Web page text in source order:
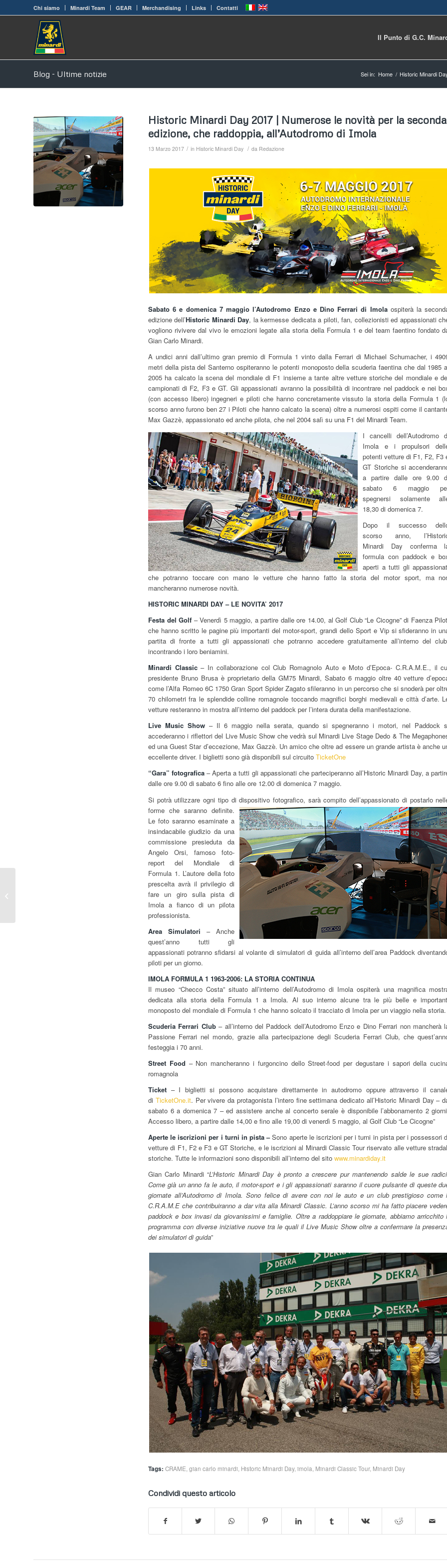
Chi siamo Minardi Team GEAR Merchandising Links Contatti
Il Punto di G.C.
Blog - Ultime notizie Sei in: Home / Historic Minardi
Historic Minardi Day 2017 | Numerose le novità per la seconda
edizione, che raddoppia, all’Autodromo di Imola
13 Marzo 2017 / in Historic Minardi Day / da Redazione
Sabato 6 e domenica 7 maggio l’Autodromo Enzo e Dino Ferrari di Imolaospiterà la
edizione dell’Historic Minardi Day, la kermesse dedicata a piloti, fan, collezionisti ed appassionati
vogliono rivivere dal vivo le emozioni legate alla storia della Formula 1 e del team faentino fondato
Gian Carlo Minardi.
A undici anni dall’ultimo gran premio di Formula 1 vinto dalla Ferrari di Michael Schumacher, i
metri della pista del Santerno ospiteranno le potenti monoposto della scuderia faentina che dal 1985
2005 ha calcato la scena del mondiale di F1 insieme a tante altre vetture storiche del mondiale e
campionati di F2, F3 e GT. Gli appassionati avranno la possibilità di incontrare nel paddock e nei
(con accesso libero) ingegneri e piloti che hanno concretamente vissuto la storia della Formula 1
scorso anno furono ben 27 i Piloti che hanno calcato la scena) oltre a numerosi ospiti come il
Max Gazzè, appassionato ed anche pilota, che nel 2004 salì su una F1 del Minardi Team.
I cancelli dell’Autodromo
Imola e i propulsori
potenti vetture di F1, F2, F3
GT Storiche si
a partire dalle ore 9.00
sabato 6 maggio
spegnersi solamente
18,30 di domenica 7.
Dopo il successo
scorso anno,
Minardi Day conferma
formula con paddock e
aperti a tutti gli
che potranno toccare con mano le vetture che hanno fatto la storia del motor sport, ma
mancheranno numerose novità.
HISTORIC MINARDI DAY – LE NOVITA’ 2017
Festa del Golf – Venerdì 5 maggio, a partire dalle ore 14.00, al Golf Club “Le Cicogne” di Faenza
che hanno scritto le pagine più importanti del motor-sport, grandi dello Sport e Vip si sfideranno in
partita di fronte a tutti gli appassionati che potranno accedere gratuitamente all’interno del
incontrando i loro beniamini.
Minardi Classic– In collaborazione col Club Romagnolo Auto e Moto d’Epoca- C.R.A.M.E., il
presidente Bruno Brusa è proprietario della GM75 Minardi, Sabato 6 maggio oltre 40 vetture
come l’Alfa Romeo 6C 1750 Gran Sport Spider Zagato sfileranno in un percorso che si snoderà per
70 chilometri fra le splendide colline romagnole toccando magnifici borghi medievali e città d’arte.
vetture resteranno in mostra all’interno del paddock per l’intera durata della manifestazione.
Live Music Show – Il 6 maggio nella serata, quando si spegneranno i motori, nel Paddock
accederanno i riflettori del Live Music Show che vedrà sul Minardi Live Stage Dedo & The
ed una Guest Star d’eccezione, Max Gazzè. Un amico che oltre ad essere un grande artista è anche
eccellente driver. I biglietti sono già disponibili sul circuito TicketOne
“Gara” fotografica – Aperta a tutti gli appassionati che parteciperanno all’Historic Minardi Day, a
dalle ore 9.00 di sabato 6 fino alle ore 12.00 di domenica 7 maggio.
Si potrà utilizzare ogni tipo di dispositivo fotografico, sarà compito dell’appassionato di postarlo
forme che saranno definite.
Le foto saranno esaminate a
insindacabile giudizio da una
commissione presieduta da
Angelo Orsi, famoso foto-
report del Mondiale di
Formula 1. L’autore della foto
prescelta avrà il privilegio di
fare un giro sulla pista di
Imola a fianco di un pilota
professionista.
Area Simulatori – Anche
quest’anno tutti gli
appassionati potranno sfidarsi al volante di simulatori di guida all’interno dell’area Paddock
piloti per un giorno.
IMOLA FORMULA 1 1963-2006: LA STORIA CONTINUA
Il museo “Checco Costa” situato all’interno dell’Autodromo di Imola ospiterà una magnifica
dedicata alla storia della Formula 1 a Imola. Al suo interno alcune tra le più belle e
monoposto del mondiale di Formula 1 che hanno solcato il tracciato di Imola per un viaggio nella storia.
Scuderia Ferrari Club– all’interno del Paddock dell’Autodromo Enzo e Dino Ferrari non mancherà
Passione Ferrari nel mondo, grazie alla partecipazione degli Scuderia Ferrari Club, che
festeggia i 70 anni.
Street Food – Non mancheranno i furgoncino dello Street-food per degustare i sapori della
romagnola
Ticket – I biglietti si possono acquistare direttamente in autodromo oppure attraverso il
di TicketOne.it. Per vivere da protagonista l’intero fine settimana dedicato all’Historic Minardi Day –
sabato 6 a domenica 7 – ed assistere anche al concerto serale è disponibile l’abbonamento 2
Accesso libero, a partire dalle 14,00 e fino alle 19,00 di venerdì 5 maggio, al Golf Club “Le Cicogne”
Aperte le iscrizioni per i turni in pista –Sono aperte le iscrizioni per i turni in pista per i possessori
vetture di F1, F2 e F3 e GT Storiche, e le iscrizioni al Minardi Classic Tour riservato alle vetture
storiche. Tutte le informazioni sono disponibili all’interno del sito www.minardiday.it
Gian Carlo Minardi “L’Historic Minardi Day è pronto a crescere pur mantenendo salde le sue
Come già un anno fa le auto, il motor-sport e i gli appassionati saranno il cuore pulsante di queste
giornate all’Autodromo di Imola. Sono felice di avere con noi le auto e un club prestigioso come
C.R.A.M.E che contribuiranno a dar vita alla Minardi Classic. L’anno scorso mi ha fatto piacere
paddock e box invasi da giovanissimi e famiglie. Oltre a raddoppiare le giornate, abbiamo arricchito
programma con diverse iniziative nuove tra le quali il Live Music Show oltre a confermare la
dei simulatori di guida”
Tags: CRAME gian carlo minardi Historic Minardi Day, imola Minardi Classic Tour, Minardi Day
Condividi questo articolo